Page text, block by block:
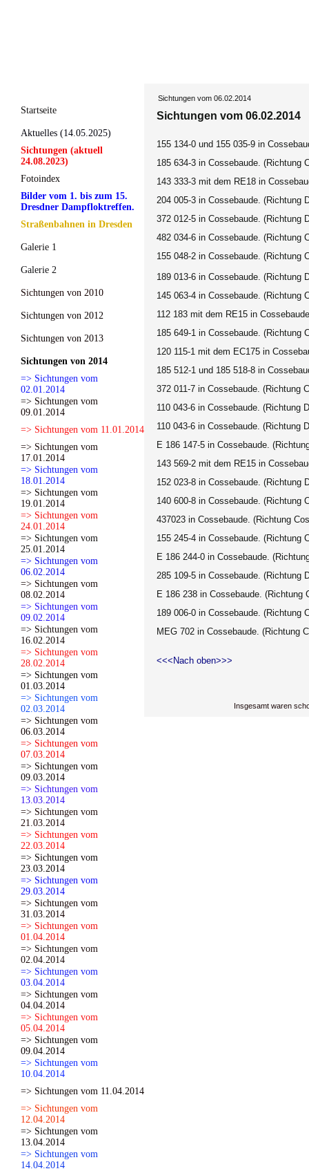
Startseite
Aktuelles (14.05.2025)
Sichtungen (aktuell
24.08.2023)
Fotoindex
Bilder vom 1. bis zum 15.
Dresdner Dampfloktreffen.
Straßenbahnen in Dresden
Galerie 1
Galerie 2
Sichtungen von 2010
Sichtungen von 2012
Sichtungen von 2013
Sichtungen von 2014
=> Sichtungen vom
02.01.2014
=> Sichtungen vom
09.01.2014
=> Sichtungen vom 11.01.2014
=> Sichtungen vom
17.01.2014
=> Sichtungen vom
18.01.2014
=> Sichtungen vom
19.01.2014
=> Sichtungen vom
24.01.2014
=> Sichtungen vom
25.01.2014
=> Sichtungen vom
06.02.2014
=> Sichtungen vom
08.02.2014
=> Sichtungen vom
09.02.2014
=> Sichtungen vom
16.02.2014
=> Sichtungen vom
28.02.2014
=> Sichtungen vom
01.03.2014
=> Sichtungen vom
02.03.2014
=> Sichtungen vom
06.03.2014
=> Sichtungen vom
07.03.2014
=> Sichtungen vom
09.03.2014
=> Sichtungen vom
13.03.2014
=> Sichtungen vom
21.03.2014
=> Sichtungen vom
22.03.2014
=> Sichtungen vom
23.03.2014
=> Sichtungen vom
29.03.2014
=> Sichtungen vom
31.03.2014
=> Sichtungen vom
01.04.2014
=> Sichtungen vom
02.04.2014
=> Sichtungen vom
03.04.2014
=> Sichtungen vom
04.04.2014
=> Sichtungen vom
05.04.2014
=> Sichtungen vom
09.04.2014
=> Sichtungen vom
10.04.2014
=> Sichtungen vom 11.04.2014
=> Sichtungen vom
12.04.2014
=> Sichtungen vom
13.04.2014
=> Sichtungen vom
14.04.2014
Sichtungen vom 06.02.2014
Sichtungen vom 06.02.2014
155 134-0 und 155 035-9 in
185 634-3 in Cossebaude. (Richtung
143 333-3 mit dem RE18 in
204 005-3 in Cossebaude. (Richtung
372 012-5 in Cossebaude. (Richtung
482 034-6 in Cossebaude. (Richtung
155 048-2 in Cossebaude. (Richtung
189 013-6 in Cossebaude. (Richtung
145 063-4 in Cossebaude. (Richtung
112 183 mit dem RE15 in
185 649-1 in Cossebaude. (Richtung
120 115-1 mit dem EC175 in
185 512-1 und 185 518-8 in
372 011-7 in Cossebaude. (Richtung
110 043-6 in Cossebaude. (Richtung
110 043-6 in Cossebaude. (Richtung
E 186 147-5 in Cossebaude.
143 569-2 mit dem RE15 in
152 023-8 in Cossebaude. (Richtung
140 600-8 in Cossebaude. (Richtung
437023 in Cossebaude. (Richtung
155 245-4 in Cossebaude. (Richtung
E 186 244-0 in Cossebaude.
285 109-5 in Cossebaude. (Richtung
E 186 238 in Cossebaude. (Richtung
189 006-0 in Cossebaude. (Richtung
MEG 702 in Cossebaude. (Richtung
<<<Nach oben>>>
Insgesamt waren